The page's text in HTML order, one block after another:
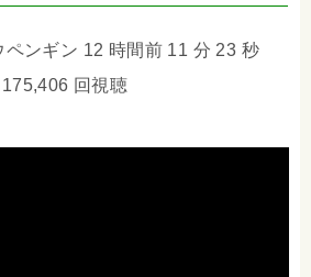
ペンギン 12 時間前 11 分 23 秒
175,406 回視聴